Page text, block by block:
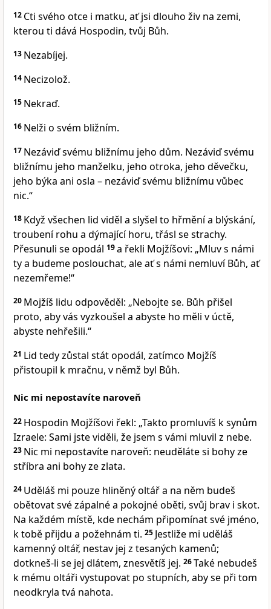
12 Cti svého otce i matku, ať jsi dlouho živ na zemi,
kterou ti dává Hospodin, tvůj Bůh.
13 Nezabíjej.
14 Necizolož.
15 Nekraď.
16 Nelži o svém bližním.
17 Nezáviď svému bližnímu jeho dům. Nezáviď svému
bližnímu jeho manželku, jeho otroka, jeho děvečku,
jeho býka ani osla – nezáviď svému bližnímu vůbec
nic.“
18 Když všechen lid viděl a slyšel to hřmění a blýskání,
troubení rohu a dýmající horu, třásl se strachy.
Přesunuli se opodál 19a řekli Mojžíšovi: „Mluv s námi
ty a budeme poslouchat, ale ať s námi nemluví Bůh, ať
nezemřeme!“
20 Mojžíš lidu odpověděl: „Nebojte se. Bůh přišel
proto, aby vás vyzkoušel a abyste ho měli v úctě,
abyste nehřešili.“
21 Lid tedy zůstal stát opodál, zatímco Mojžíš
přistoupil k mračnu, v němž byl Bůh.
Nic mi nepostavíte naroveň
22 Hospodin Mojžíšovi řekl: „Takto promluvíš k synům
Izraele: Sami jste viděli, že jsem s vámi mluvil z nebe.
23 Nic mi nepostavíte naroveň: neuděláte si bohy ze
stříbra ani bohy ze zlata.
24 Uděláš mi pouze hliněný oltář a na něm budeš
obětovat své zápalné a pokojné oběti, svůj brav i skot.
Na každém místě, kde nechám připomínat své jméno,
k tobě přijdu a požehnám ti. 25 Jestliže mi uděláš
kamenný oltář, nestav jej z tesaných kamenů;
dotkneš-li se jej dlátem, znesvětíš jej. 26Také nebudeš
k mému oltáři vystupovat po stupních, aby se při tom
neodkryla tvá nahota.